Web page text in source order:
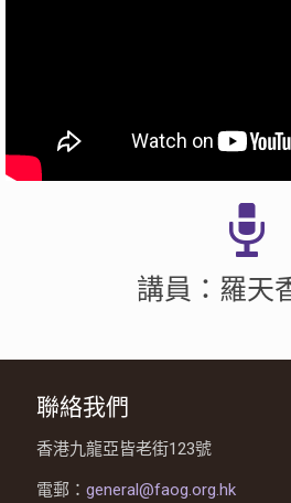
講員：羅天
聯絡我們
香港九龍亞皆老街123號
電郵： general@faog.org.hk